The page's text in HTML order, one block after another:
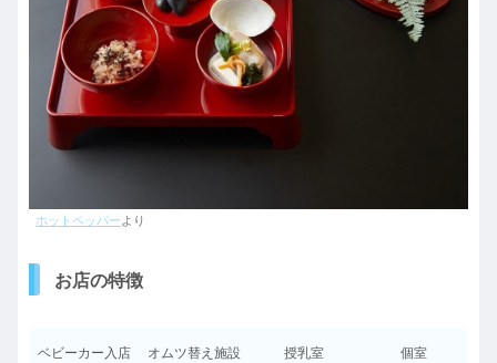
ホットペッパー より
お店の特徴
ベビーカー入店 オムツ替え施設 授乳室 個室